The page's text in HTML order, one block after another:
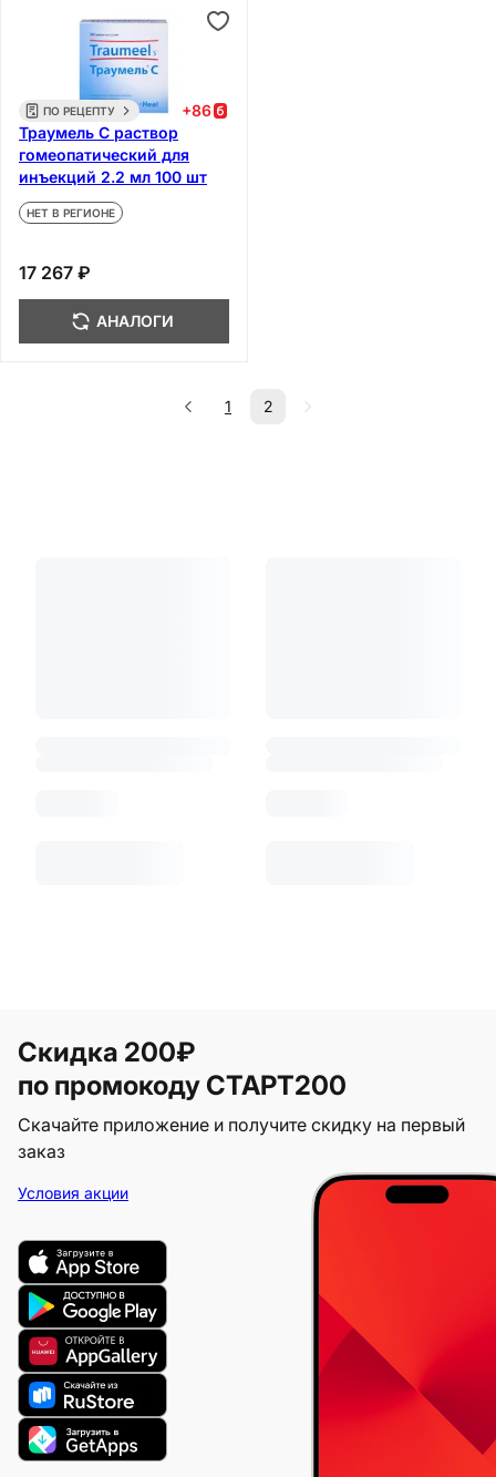
ПО РЕЦЕПТУ +86
Траумель С раствор
гомеопатический для
инъекций 2.2 мл 100 шт
НЕТ В РЕГИОНЕ
17 267 ₽
АНАЛОГИ
1 2
Скидка 200₽
по промокоду СТАРТ200
Скачайте приложение и получите скидку на первый
заказ
Условия акции